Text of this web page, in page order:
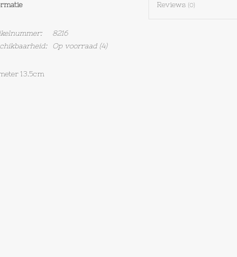
Reviews (0)
8216
Op voorraad(4)
13.5cm